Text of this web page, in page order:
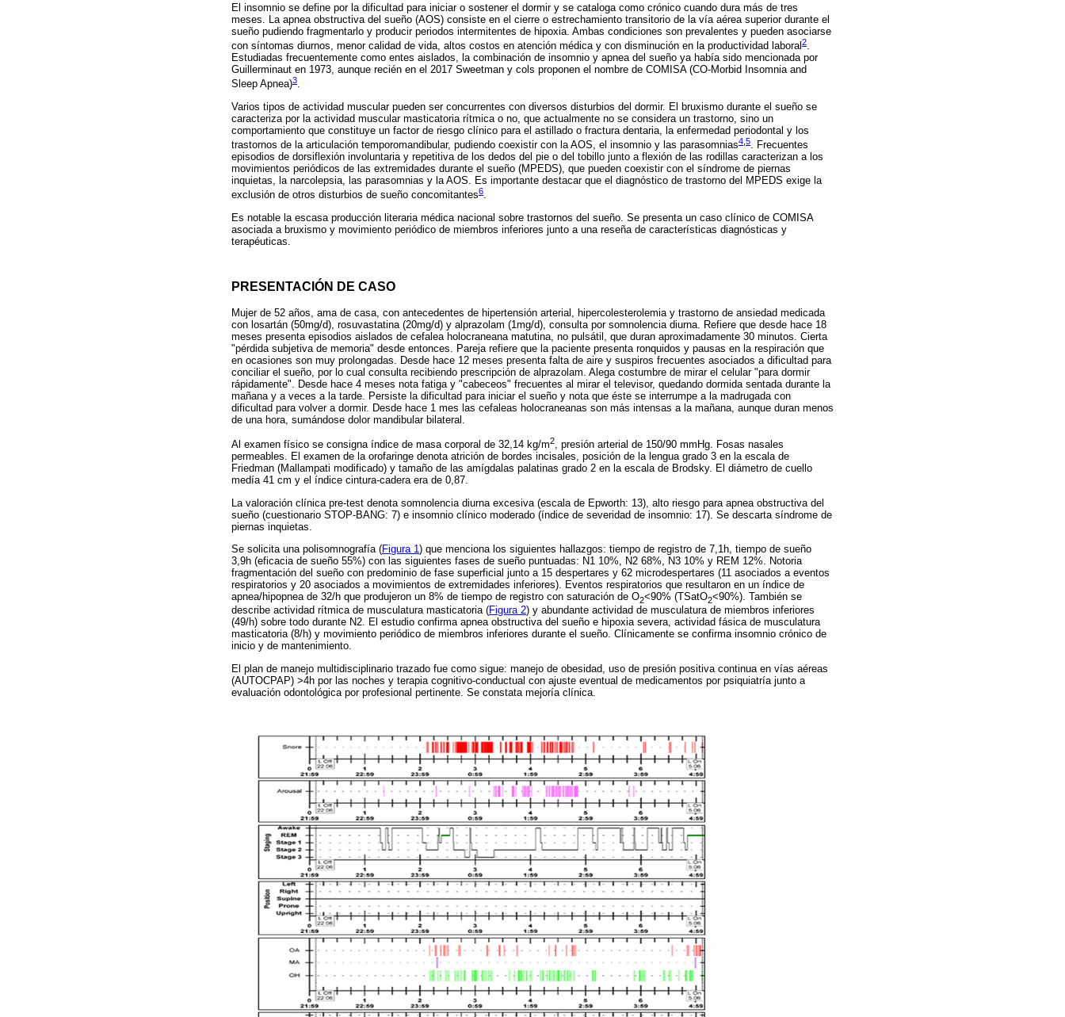
El insomnio se define por la dificultad para iniciar o sostener el dormir y se cataloga como crónico cuando dura más de tres
meses. La apnea obstructiva del sueño (AOS) consiste en el cierre o estrechamiento transitorio de la vía aérea superior durante el
sueño pudiendo fragmentarlo y producir periodos intermitentes de hipoxia. Ambas condiciones son prevalentes y pueden asociarse
con síntomas diurnos, menor calidad de vida, altos costos en atención médica y con disminución en la productividad laboral2.
Estudiadas frecuentemente como entes aislados, la combinación de insomnio y apnea del sueño ya había sido mencionada por
Guillerminaut en 1973, aunque recién en el 2017 Sweetman y cols proponen el nombre de COMISA (CO-Morbid Insomnia and
Sleep Apnea)3.
Varios tipos de actividad muscular pueden ser concurrentes con diversos disturbios del dormir. El bruxismo durante el sueño se
caracteriza por la actividad muscular masticatoria rítmica o no, que actualmente no se considera un trastorno, sino un
comportamiento que constituye un factor de riesgo clínico para el astillado o fractura dentaria, la enfermedad periodontal y los
trastornos de la articulación temporomandibular, pudiendo coexistir con la AOS, el insomnio y las parasomnias4 5
. Frecuentes
episodios de dorsiflexión involuntaria y repetitiva de los dedos del pie o del tobillo junto a flexión de las rodillas caracterizan a los
movimientos periódicos de las extremidades durante el sueño (MPEDS), que pueden coexistir con el síndrome de piernas
inquietas, la narcolepsia, las parasomnias y la AOS. Es importante destacar que el diagnóstico de trastorno del MPEDS exige la
exclusión de otros disturbios de sueño concomitantes6.
Es notable la escasa producción literaria médica nacional sobre trastornos del sueño. Se presenta un caso clínico de COMISA
asociada a bruxismo y movimiento periódico de miembros inferiores junto a una reseña de características diagnósticas y
terapéuticas.
PRESENTACIÓN DE CASO
Mujer de 52 años, ama de casa, con antecedentes de hipertensión arterial, hipercolesterolemia y trastorno de ansiedad medicada
con losartán (50mg/d), rosuvastatina (20mg/d) y alprazolam (1mg/d), consulta por somnolencia diurna. Refiere que desde hace 18
meses presenta episodios aislados de cefalea holocraneana matutina, no pulsátil, que duran aproximadamente 30 minutos. Cierta
"pérdida subjetiva de memoria" desde entonces. Pareja refiere que la paciente presenta ronquidos y pausas en la respiración que
en ocasiones son muy prolongadas. Desde hace 12 meses presenta falta de aire y suspiros frecuentes asociados a dificultad para
conciliar el sueño, por lo cual consulta recibiendo prescripción de alprazolam. Alega costumbre de mirar el celular "para dormir
rápidamente". Desde hace 4 meses nota fatiga y "cabeceos" frecuentes al mirar el televisor, quedando dormida sentada durante la
mañana y a veces a la tarde. Persiste la dificultad para iniciar el sueño y nota que éste se interrumpe a la madrugada con
dificultad para volver a dormir. Desde hace 1 mes las cefaleas holocraneanas son más intensas a la mañana, aunque duran menos
de una hora, sumándose dolor mandibular bilateral.
Al examen físico se consigna índice de masa corporal de 32,14 kg/m2, presión arterial de 150/90 mmHg. Fosas nasales
permeables. El examen de la orofaringe denota atrición de bordes incisales, posición de la lengua grado 3 en la escala de
Friedman (Mallampati modificado) y tamaño de las amígdalas palatinas grado 2 en la escala de Brodsky. El diámetro de cuello
medía 41 cm y el índice cintura-cadera era de 0,87.
La valoración clínica pre-test denota somnolencia diurna excesiva (escala de Epworth: 13), alto riesgo para apnea obstructiva del
sueño (cuestionario STOP-BANG: 7) e insomnio clínico moderado (índice de severidad de insomnio: 17). Se descarta síndrome de
piernas inquietas.
Se solicita una polisomnografía (Figura 1 ) que menciona los siguientes hallazgos: tiempo de registro de 7,1h, tiempo de sueño
3,9h (eficacia de sueño 55%) con las siguientes fases de sueño puntuadas: N1 10%, N2 68%, N3 10% y REM 12%. Notoria
fragmentación del sueño con predominio de fase superficial junto a 15 despertares y 62 microdespertares (11 asociados a eventos
respiratorios y 20 asociados a movimientos de extremidades inferiores). Eventos respiratorios que resultaron en un índice de
apnea/hipopnea de 32/h que produjeron un 8% de tiempo de registro con saturación de O2<90% (TSatO2<90%). También se
describe actividad rítmica de musculatura masticatoria (Figura 2) y abundante actividad de musculatura de miembros inferiores
(49/h) sobre todo durante N2. El estudio confirma apnea obstructiva del sueño e hipoxia severa, actividad fásica de musculatura
masticatoria (8/h) y movimiento periódico de miembros inferiores durante el sueño. Clínicamente se confirma insomnio crónico de
inicio y de mantenimiento.
El plan de manejo multidisciplinario trazado fue como sigue: manejo de obesidad, uso de presión positiva continua en vías aéreas
(AUTOCPAP) >4h por las noches y terapia cognitivo-conductual con ajuste eventual de medicamentos por psiquiatría junto a
evaluación odontológica por profesional pertinente. Se constata mejoría clínica.